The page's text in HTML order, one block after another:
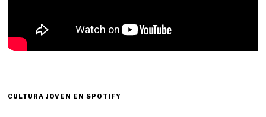
CULTURA JOVEN EN SPOTIFY